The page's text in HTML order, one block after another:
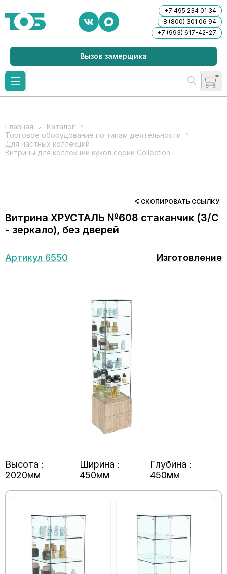
+7 495 234 01 34
8 (800) 301 06 94
+7 (993) 617-42-27
Вызов замерщика
Главная
Каталог
Торговое оборудование по типам деятельности
Для частных коллекций
Витрины для коллекции кукол серии Collection
СКОПИРОВАТЬ ССЫЛКУ
Витрина ХРУСТАЛЬ №608 стаканчик (З/C
- зеркало), без дверей
Артикул 6550 Изготовление
Высота :
2020мм
Ширина :
450мм
Глубина :
450мм